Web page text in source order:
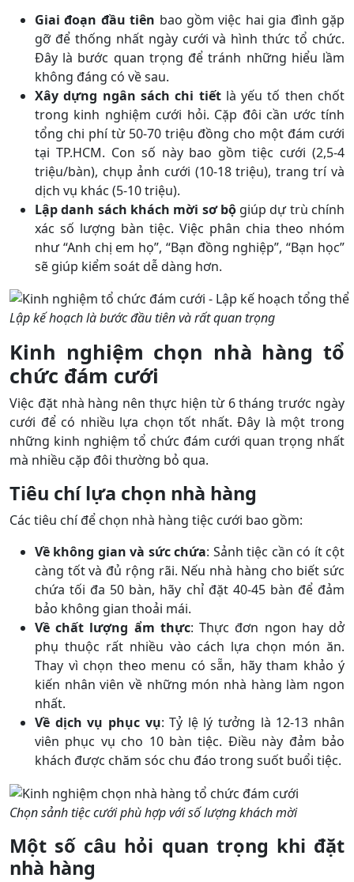
Giai đoạn đầu tiên bao gồm việc hai gia đình gặp
gỡ để thống nhất ngày cưới và hình thức tổ chức.
Đây là bước quan trọng để tránh những hiểu lầm
không đáng có về sau.
Xây dựng ngân sách chi tiếtlà yếu tố then chốt
trong kinh nghiệm cưới hỏi. Cặp đôi cần ước tính
tổng chi phí từ 50-70 triệu đồng cho một đám cưới
tại TP.HCM. Con số này bao gồm tiệc cưới (2,5-4
triệu/bàn), chụp ảnh cưới (10-18 triệu), trang trí và
dịch vụ khác (5-10 triệu).
Lập danh sách khách mời sơ bộgiúp dự trù chính
xác số lượng bàn tiệc. Việc phân chia theo nhóm
như “Anh chị em họ”, “Bạn đồng nghiệp”, “Bạn học”
sẽ giúp kiểm soát dễ dàng hơn.
Lập kế hoạch là bước đầu tiên và rất quan trọng
Kinh nghiệm chọn nhà hàng tổ
chức đám cưới
Việc đặt nhà hàng nên thực hiện từ 6 tháng trước ngày
cưới để có nhiều lựa chọn tốt nhất. Đây là một trong
những kinh nghiệm tổ chức đám cưới quan trọng nhất
mà nhiều cặp đôi thường bỏ qua.
Tiêu chí lựa chọn nhà hàng
Các tiêu chí để chọn nhà hàng tiệc cưới bao gồm:
Về không gian và sức chứa: Sảnh tiệc cần có ít cột
càng tốt và đủ rộng rãi. Nếu nhà hàng cho biết sức
chứa tối đa 50 bàn, hãy chỉ đặt 40-45 bàn để đảm
bảo không gian thoải mái.
Về chất lượng ẩm thực: Thực đơn ngon hay dở
phụ thuộc rất nhiều vào cách lựa chọn món ăn.
Thay vì chọn theo menu có sẵn, hãy tham khảo ý
kiến nhân viên về những món nhà hàng làm ngon
nhất.
Về dịch vụ phục vụ: Tỷ lệ lý tưởng là 12-13 nhân
viên phục vụ cho 10 bàn tiệc. Điều này đảm bảo
khách được chăm sóc chu đáo trong suốt buổi tiệc.
Chọn sảnh tiệc cưới phù hợp với số lượng khách mời
Một số câu hỏi quan trọng khi đặt
nhà hàng